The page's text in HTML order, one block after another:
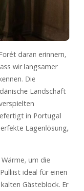
daran erinnern,
wir langsamer
Die
Landschaft
in Portugal
Lagenlösung,
um die
ideal für einen
Gästeblock. Er